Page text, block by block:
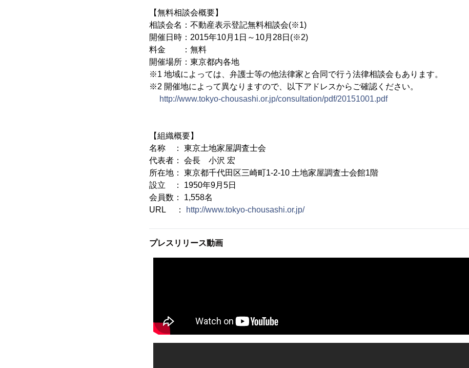
【無料相談会概要】
相談会名：不動産表示登記無料相談会(※1)
開催日時：2015年10月1日～10月28日(※2)
料金 ：無料
開催場所：東京都内各地
※1 地域によっては、弁護士等の他法律家と合同で行う法律相談会もあります。
※2 開催地によって異なりますので、以下アドレスからご確認ください。
http://www.tokyo-chousashi.or.jp/consultation/pdf/20151001.pdf
【組織概要】
名称 ： 東京土地家屋調査士会
代表者： 会長 小沢 宏
所在地： 東京都千代田区三崎町1-2-10 土地家屋調査士会館1階
設立 ： 1950年9月5日
会員数： 1,558名
URL ：
http://www.tokyo-chousashi.or.jp/
プレスリリース動画